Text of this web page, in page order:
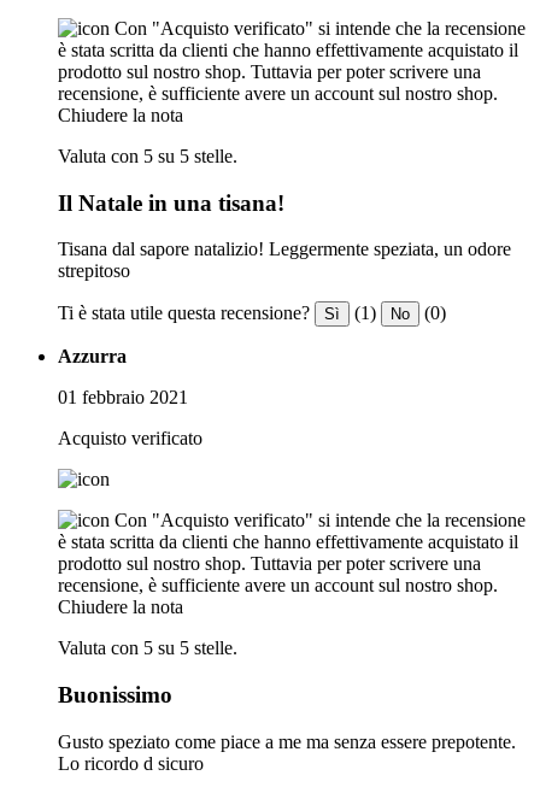
Con "Acquisto verificato" si intende che la recensione
è stata scritta da clienti che hanno effettivamente acquistato il
prodotto sul nostro shop. Tuttavia per poter scrivere una
recensione, è sufficiente avere un account sul nostro shop.
Chiudere la nota
Valuta con 5 su 5 stelle.
Il Natale in una tisana!
Tisana dal sapore natalizio! Leggermente speziata, un odore
strepitoso
Ti è stata utile questa recensione? Sì (1) No (0)
Azzurra
01 febbraio 2021
Acquisto verificato
Con "Acquisto verificato" si intende che la recensione
è stata scritta da clienti che hanno effettivamente acquistato il
prodotto sul nostro shop. Tuttavia per poter scrivere una
recensione, è sufficiente avere un account sul nostro shop.
Chiudere la nota
Valuta con 5 su 5 stelle.
Buonissimo
Gusto speziato come piace a me ma senza essere prepotente.
Lo ricordo d sicuro